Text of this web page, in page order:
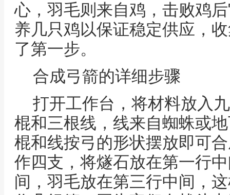
心，羽毛则来自鸡，击败鸡
养几只鸡以保证稳定供应，
了第一步。
合成弓箭的详细步骤
打开工作台，将材料放入
棍和三根线，线来自蜘蛛或
棍和线按弓的形状摆放即可
作四支，将燧石放在第一行
间，羽毛放在第三行中间，